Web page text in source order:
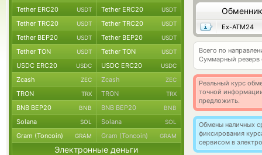
Обменник
Ex-ATM24
Всего по
Суммарный резерв
Реальный курс
точной
предложить.
Обмены наличных
фиксирования
сервисом в
Tether ERC20 USDT Tether ERC20 USDT
Tether TRC20 USDT Tether TRC20 USDT
Tether BEP20 USDT Tether BEP20 USDT
Tether TON USDT Tether TON USDT
USDC ERC20 USDC USDC ERC20 USDC
Zcash ZEC Zcash ZEC
TRON TRX TRON TRX
BNB BEP20 BNB BNB BEP20 BNB
Solana SOL Solana SOL
Gram (Toncoin) GRAM Gram (Toncoin) GRAM
Электронные деньги